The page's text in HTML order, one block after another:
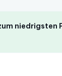
niedrigsten